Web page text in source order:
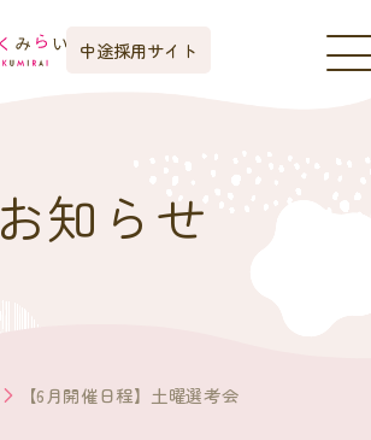
中途採用サイト
お知らせ
【6月開催日程】土曜選考会